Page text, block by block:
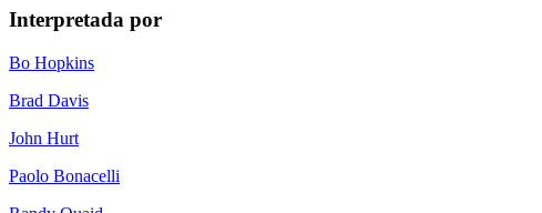
Interpretada por
Bo Hopkins
Brad Davis
John Hurt
Paolo Bonacelli